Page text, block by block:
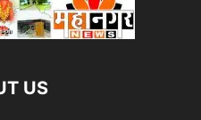
US